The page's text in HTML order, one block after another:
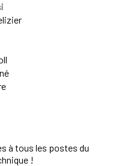
à tous les postes du
!